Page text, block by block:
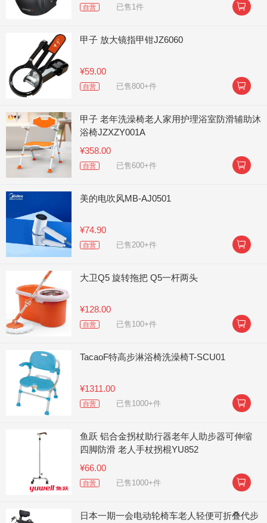
自营 已售1件 
甲子 放大镜指甲钳JZ6060
¥59.00
自营 已售800+件 
甲子 老年洗澡椅老人家用护理浴室防滑辅助沐
浴椅JZXZY001A
¥358.00
自营 已售600+件 
美的电吹风MB-AJ0501
¥74.90
自营 已售200+件 
大卫Q5 旋转拖把 Q5一杆两头
¥128.00
自营 已售100+件 
TacaoF特高步淋浴椅洗澡椅T-SCU01
¥1311.00
自营 已售1000+件 
鱼跃 铝合金拐杖助行器老年人助步器可伸缩
四脚防滑 老人手杖拐棍YU852
¥66.00
自营 已售1000+件 
日本一期一会电动轮椅车老人轻便可折叠代步